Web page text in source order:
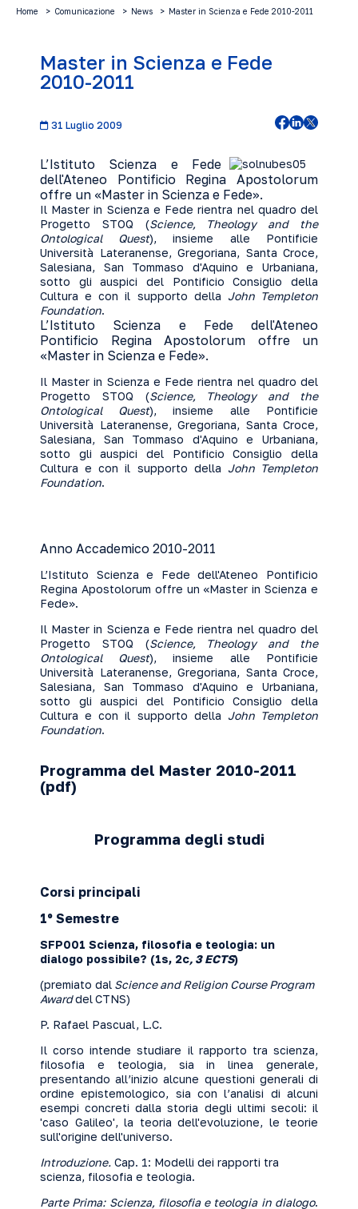
Home Comunicazione News Master in Scienza e Fede 2010-2011
Master in Scienza e Fede
2010-2011
31 Luglio 2009
L’Istituto Scienza e Fede
dell'Ateneo Pontificio Regina Apostolorum
offre un «Master in Scienza e Fede».
Il Master in Scienza e Fede rientra nel quadro del
Progetto STOQ (Science, Theology and the
Ontological Quest), insieme alle Pontificie
Università Lateranense, Gregoriana, Santa Croce,
Salesiana, San Tommaso d'Aquino e Urbaniana,
sotto gli auspici del Pontificio Consiglio della
Cultura e con il supporto della John Templeton
Foundation.
L’Istituto Scienza e Fede dell'Ateneo
Pontificio Regina Apostolorum offre un
«Master in Scienza e Fede».
Il Master in Scienza e Fede rientra nel quadro del
Progetto STOQ (Science, Theology and the
Ontological Quest), insieme alle Pontificie
Università Lateranense, Gregoriana, Santa Croce,
Salesiana, San Tommaso d'Aquino e Urbaniana,
sotto gli auspici del Pontificio Consiglio della
Cultura e con il supporto della John Templeton
Foundation.
Anno Accademico 2010-2011
L’Istituto Scienza e Fede dell'Ateneo Pontificio
Regina Apostolorum offre un «Master in Scienza e
Fede».
Il Master in Scienza e Fede rientra nel quadro del
Progetto STOQ (Science, Theology and the
Ontological Quest), insieme alle Pontificie
Università Lateranense, Gregoriana, Santa Croce,
Salesiana, San Tommaso d'Aquino e Urbaniana,
sotto gli auspici del Pontificio Consiglio della
Cultura e con il supporto della John Templeton
Foundation.
Programma del Master 2010-2011
(pdf)
Programma degli studi
Corsi principali
1º Semestre
SFP001 Scienza, filosofia e teologia: un
dialogo possibile? (1s, 2c, 3 ECTS)
(premiato dal Science and Religion Course Program
AwarddelCTNS)
P. Rafael Pascual, L.C.
Il corso intende studiare il rapporto tra scienza,
filosofia e teologia, sia in linea generale,
presentando all’inizio alcune questioni generali di
ordine epistemologico, sia con l’analisi di alcuni
esempi concreti dalla storia degli ultimi secoli: il
'caso Galileo', la teoria dell'evoluzione, le teorie
sull'origine dell'universo.
Introduzione. Cap. 1: Modelli dei rapporti tra
scienza, filosofia e teologia.
Parte Prima: Scienza, filosofia e teologia in dialogo.